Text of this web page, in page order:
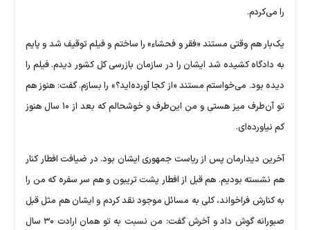
را می‌کردم.
یک‌بار هم وقتی مستند «فقر و فحشاء» را ساختم و فیلم توقیف شد و پایم
به دادگاه کشیده شد ایشان را در سازمان بازرسی کل کشور دیدم. فیلم را
دیده بود. می‌خواستم مستند «از کجا آورده‌اید؟» را بسازم. گفت: هنوز هم
تو آن‌طرف میز هستی و من این‌طرف و خوشحالم که بعد از ۱۰ سال هنوز
کم نیاورده‌ای.
آخرین دیدارمان پس از ریاست جمهوری ایشان بود. در ضیافت افطار کنار
هم نشسته بودیم. هم قبل از افطار پشت تریبون و هم سر سفره که من را
به کنارش فراخواند، کلی به مسائل موجود نقد کردم و ایشان هم مثل قبل
صبورانه گوش داد و آخرش گفت: من نسبت به تو همان ارادت ۳۰ سال